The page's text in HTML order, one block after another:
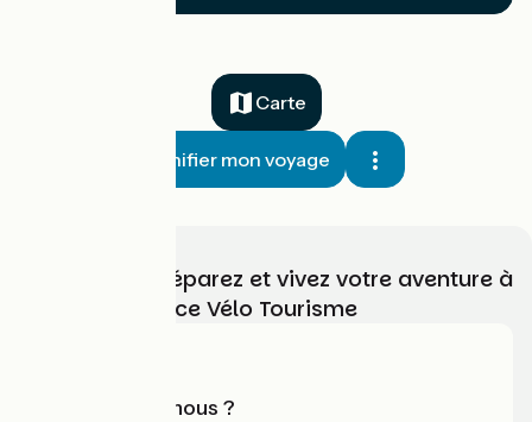
Carte
Planifier mon voyage
Choisissez, préparez et vivez votre aventure à
vélo avec France Vélo Tourisme
Qui sommes-nous ?